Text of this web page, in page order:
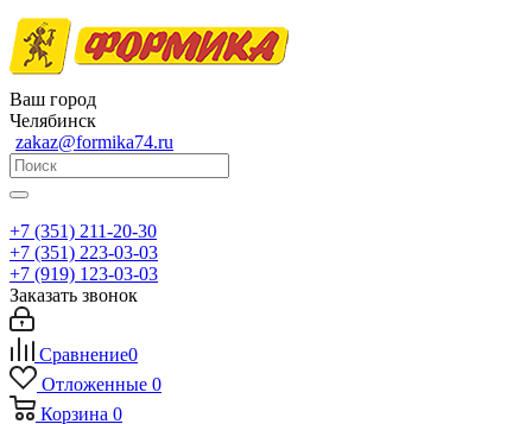
Ваш город
Челябинск
zakaz@formika74.ru
+7 (351) 211-20-30
+7 (351) 223-03-03
+7 (919) 123-03-03
Заказать звонок
Сравнение0
Отложенные 0
Корзина 0